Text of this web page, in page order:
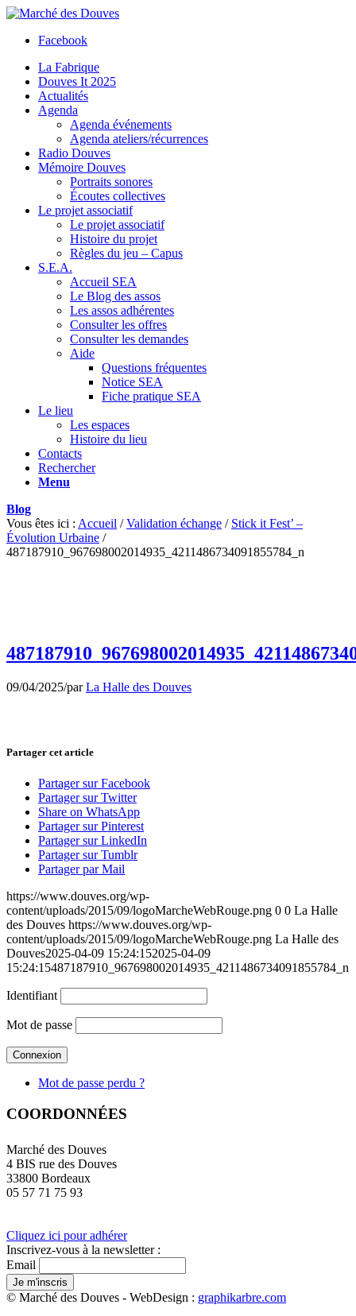
Facebook
La Fabrique
Douves It 2025
Actualités
Agenda
Agenda événements
Agenda ateliers/récurrences
Radio Douves
Mémoire Douves
Portraits sonores
Écoutes collectives
Le projet associatif
Le projet associatif
Histoire du projet
Règles du jeu – Capus
S.E.A.
Accueil SEA
Le Blog des assos
Les assos adhérentes
Consulter les offres
Consulter les demandes
Aide
Questions fréquentes
Notice SEA
Fiche pratique SEA
Le lieu
Les espaces
Histoire du lieu
Contacts
Rechercher
Menu
Blog
Vous êtes ici : Accueil / Validation échange / Stick it Fest’ –
Évolution Urbaine /
487187910_967698002014935_4211486734091855784_n
09/04/2025/parLa Halle des Douves
Partager cet article
Partager sur Facebook
Partager sur Twitter
Share on WhatsApp
Partager sur Pinterest
Partager sur LinkedIn
Partager sur Tumblr
Partager par Mail
https://www.douves.org/wp-
content/uploads/2015/09/logoMarcheWebRouge.png 0 0 La Halle
des Douves https://www.douves.org/wp-
content/uploads/2015/09/logoMarcheWebRouge.png La Halle des
Douves2025-04-09 15:24:152025-04-09
15:24:15487187910_967698002014935_4211486734091855784_n
Identifiant
Mot de passe
Mot de passe perdu ?
COORDONNÉES
Marché des Douves
4 BIS rue des Douves
33800 Bordeaux
05 57 71 75 93
Cliquez ici pour adhérer
Inscrivez-vous à la newsletter :
Email
© Marché des Douves - WebDesign : graphikarbre.com